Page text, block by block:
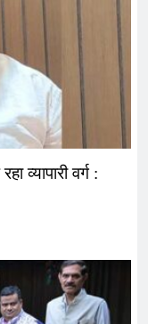
व्यापारी वर्ग :